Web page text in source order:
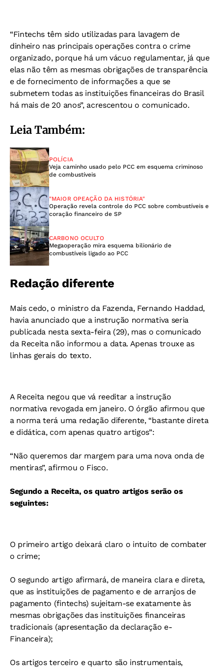
“Fintechs têm sido utilizadas para lavagem de
dinheiro nas principais operações contra o crime
organizado, porque há um vácuo regulamentar, já que
elas não têm as mesmas obrigações de transparência
e de fornecimento de informações a que se
submetem todas as instituições financeiras do Brasil
há mais de 20 anos”, acrescentou o comunicado.
Leia Também:
POLÍCIA
Veja caminho usado pelo PCC em esquema criminoso
de combustíveis
"MAIOR OPEAÇÃO DA HISTÓRIA"
Operação revela controle do PCC sobre combustíveis e
coração financeiro de SP
CARBONO OCULTO
Megaoperação mira esquema bilionário de
combustíveis ligado ao PCC
Redação diferente
Mais cedo, o ministro da Fazenda, Fernando Haddad,
havia anunciado que a instrução normativa seria
publicada nesta sexta-feira (29), mas o comunicado
da Receita não informou a data. Apenas trouxe as
linhas gerais do texto.
A Receita negou que vá reeditar a instrução
normativa revogada em janeiro. O órgão afirmou que
a norma terá uma redação diferente, “bastante direta
e didática, com apenas quatro artigos”:
“Não queremos dar margem para uma nova onda de
mentiras”, afirmou o Fisco.
Segundo a Receita, os quatro artigos serão os
seguintes:
O primeiro artigo deixará claro o intuito de combater
o crime;
O segundo artigo afirmará, de maneira clara e direta,
que as instituições de pagamento e de arranjos de
pagamento (fintechs) sujeitam-se exatamente às
mesmas obrigações das instituições financeiras
tradicionais (apresentação da declaração e-
Financeira);
Os artigos terceiro e quarto são instrumentais,